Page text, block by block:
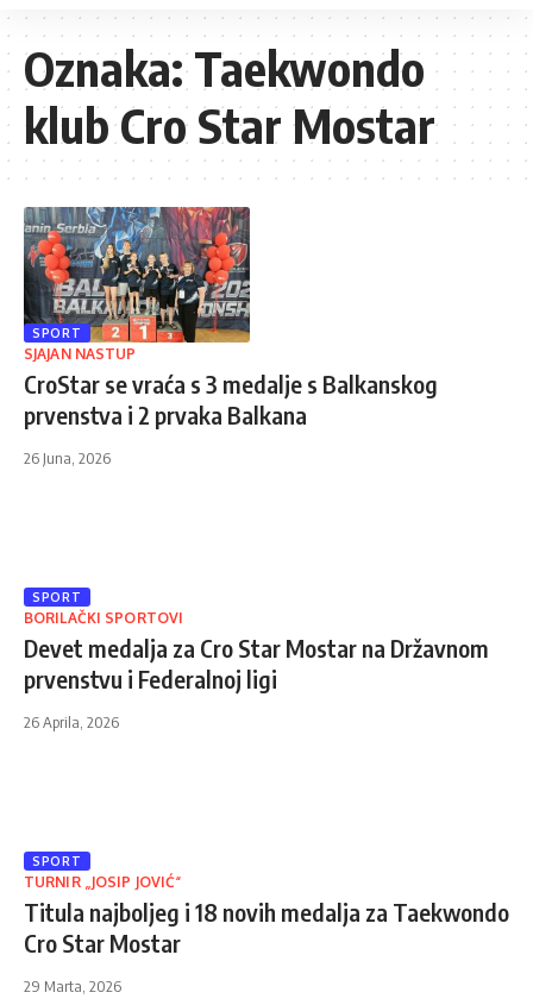
Oznaka:Taekwondo
klub Cro Star Mostar
SPORT
SJAJAN NASTUP
CroStar se vraća s 3 medalje s Balkanskog
prvenstva i 2 prvaka Balkana
26 Juna, 2026
SPORT
BORILAČKI SPORTOVI
Devet medalja za Cro Star Mostar na Državnom
prvenstvu i Federalnoj ligi
26 Aprila, 2026
SPORT
TURNIR „JOSIP JOVIĆ“
Titula najboljeg i 18 novih medalja za Taekwondo
Cro Star Mostar
29 Marta, 2026